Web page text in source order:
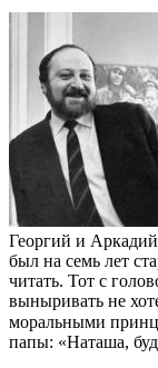
Георгий и
был на семь лет
читать. Тот с
выныривать не
моральными
папы: «Наташа,